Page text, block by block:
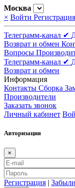
Москва
× Войти Регистрация
Телеграмм-канал ✔
Возврат и обмен
Вопросы
Телеграмм-канал ✔
Возврат и обмен
Информация
Контакты Сборка
Производители
Заказать звонок
Личный кабинет
Авторизация
×
Регистрация |